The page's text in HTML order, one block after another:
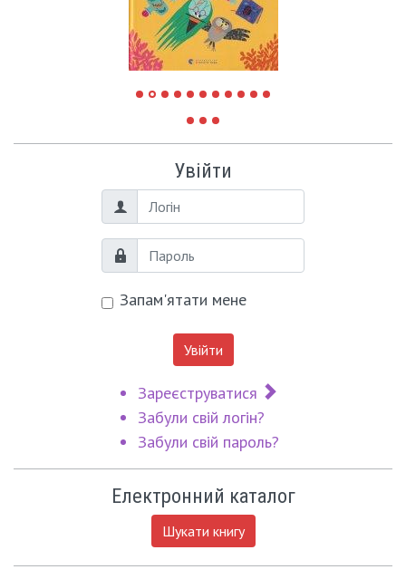
Увійти
Логін
Пароль
Запам'ятати мене
Увійти
Зареєструватися
Забули свій логін?
Забули свій пароль?
Електронний каталог
Шукати книгу